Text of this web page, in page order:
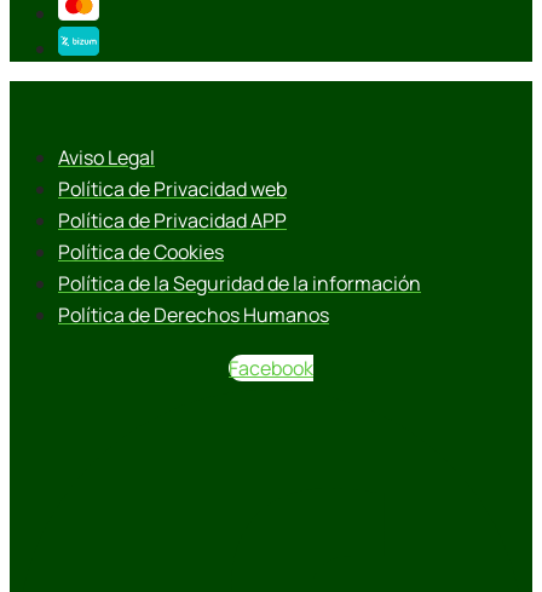
Aviso Legal
Política de Privacidad web
Política de Privacidad APP
Política de Cookies
Política de la Seguridad de la información
Política de Derechos Humanos
Facebook